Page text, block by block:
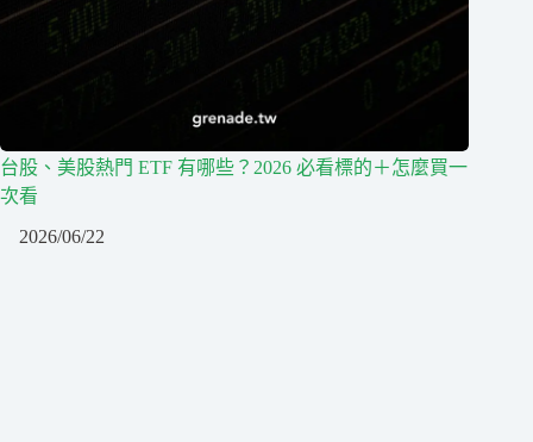
台股、美股熱門 ETF 有哪些？2026 必看標的＋怎麼買一
次看
2026/06/22